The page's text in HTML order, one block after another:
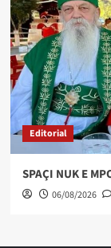
Editorial
SPAÇI NUK E
06/08/2026